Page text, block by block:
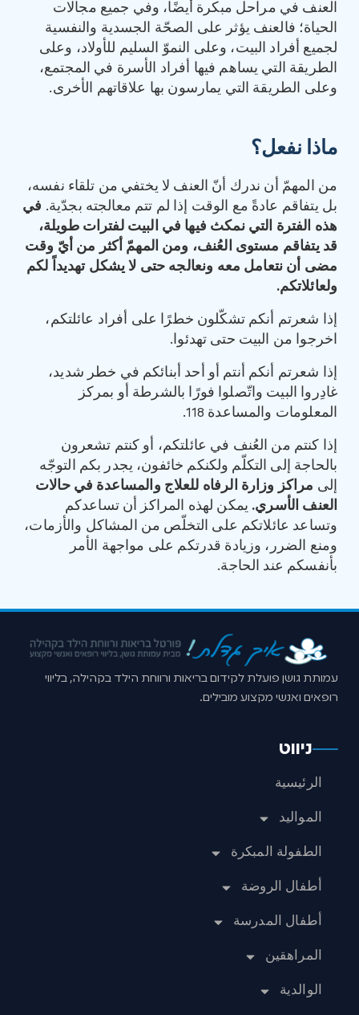
العنف في مراحل مبكرة أيضًا، وفي جميع مجالات
الحياة؛ فالعنف يؤثر على الصحّة الجسدية والنفسية
لجميع أفراد البيت، وعلى النموّ السليم للأولاد، وعلى
الطريقة التي يساهم فيها أفراد الأسرة في المجتمع،
وعلى الطريقة التي يمارسون بها علاقاتهم الأخرى.
ماذا نفعل؟
من المهمّ أن ندرك أنّ العنف لا يختفي من تلقاء نفسه،
بل يتفاقم عادةً مع الوقت إذا لم تتم معالجته بجدّية. في
هذه الفترة التي نمكث فيها في البيت لفترات طويلة،
قد يتفاقم مستوى العُنف، ومن المهمّ أكثر من أيّ وقت
مضى أن نتعامل معه ونعالجه حتى لا يشكل تهديداً لكم
ولعائلاتكم.
إذا شعرتم أنكم تشكّلون خطرًا على أفراد عائلتكم،
اخرجوا من البيت حتى تهدئوا.
إذا شعرتم أنكم أنتم أو أحد أبنائكم في خطر شديد،
غادِروا البيت واتّصلوا فورًا بالشرطة أو بمركز
المعلومات والمساعدة 118.
إذا كنتم من العُنف في عائلتكم، أو كنتم تشعرون
بالحاجة إلى التكلّم ولكنكم خائفون، يجدر بكم التوجّه
إلى مراكز وزارة الرفاه للعلاج والمساعدة في حالات
العنف الأسري. يمكن لهذه المراكز أن تساعدكم
وتساعد عائلاتكم على التخلّص من المشاكل والأزمات،
ومنع الضرر، وزيادة قدرتكم على مواجهة الأمر
بأنفسكم عند الحاجة.
עמותת גושן פועלת לקידום בריאות ורווחת הילד בקהילה, בליווי
רופאים ואנשי מקצוע מובילים.
ניווט
الرئيسية
المواليد
الطفولة المبكرة
أطفال الروضة
أطفال المدرسة
المراهقين
الوالدية